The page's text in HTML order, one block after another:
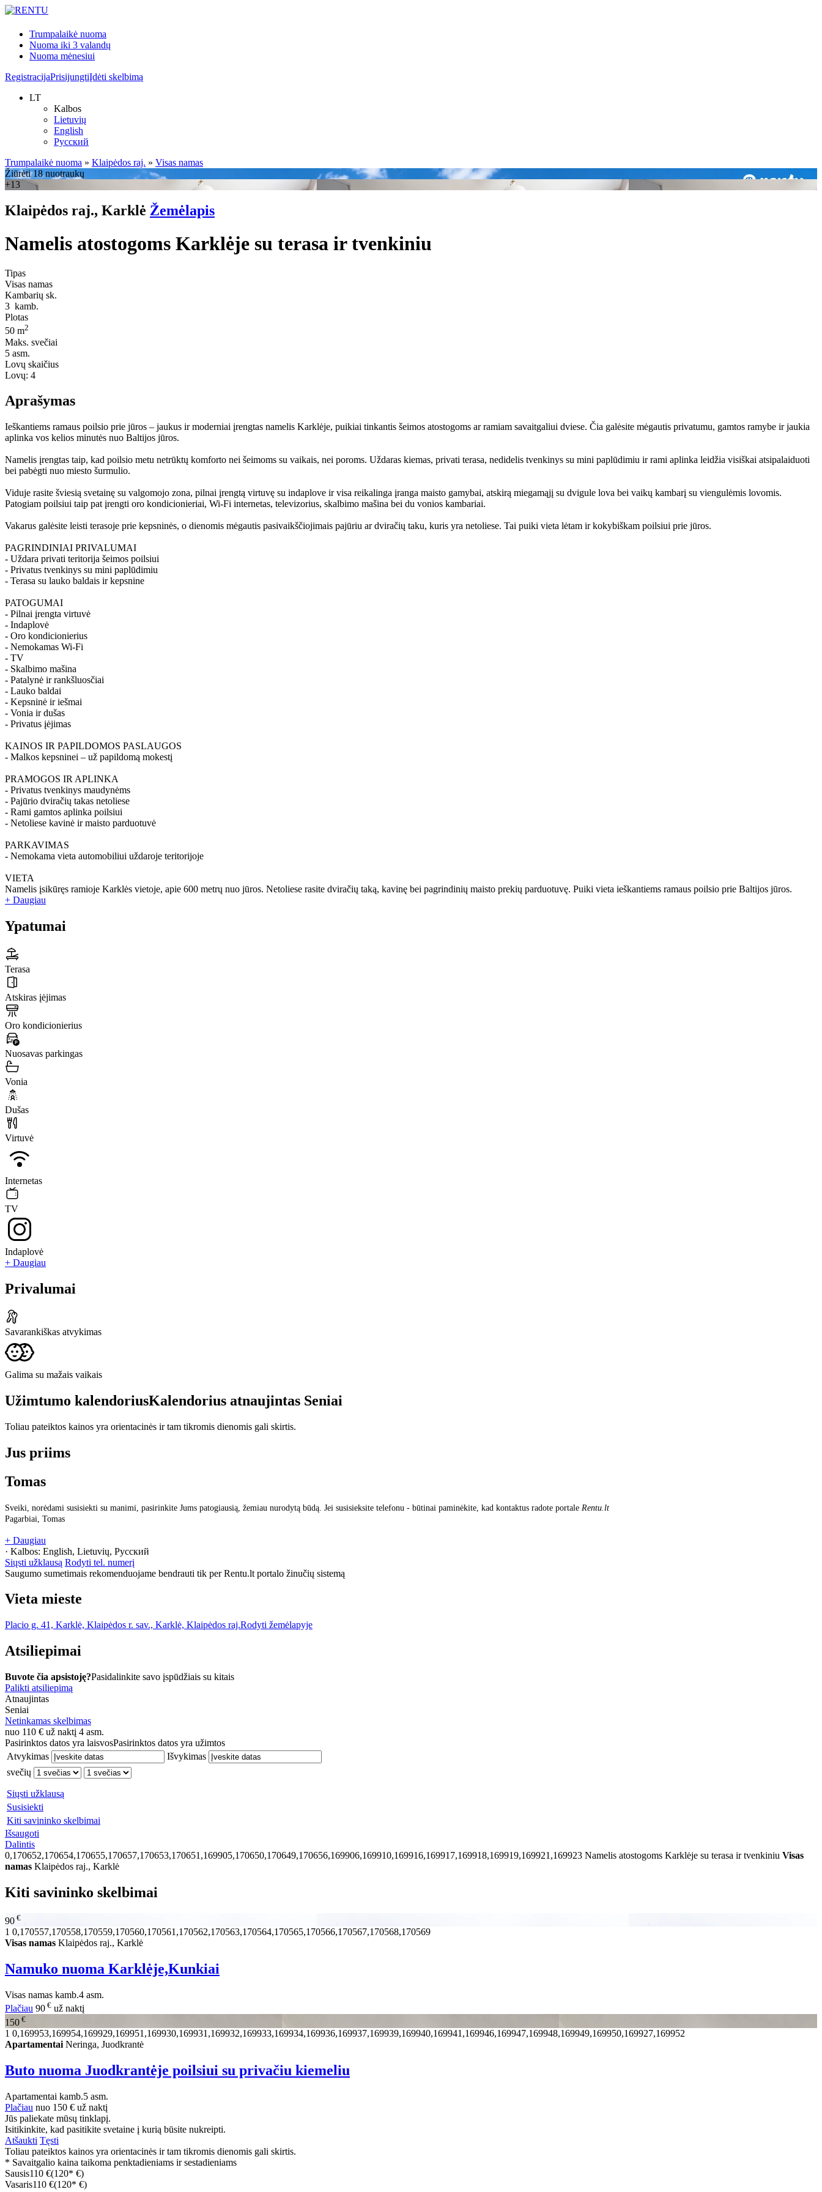
Trumpalaikė nuoma
Nuoma iki 3 valandų
Nuoma mėnesiui
RegistracijaPrisijungtiĮdėti skelbimą
LT
Kalbos
Lietuvių
English
Русский
Trumpalaikė nuoma » Klaipėdos raj. » Visas namas
Žiūrėti 18 nuotraukų
+13
Klaipėdos raj., Karklė Žemėlapis
Namelis atostogoms Karklėje su terasa ir tvenkiniu
Tipas
Visas namas
Kambarių sk.
3 kamb.
Plotas
50 m2
Maks. svečiai
5 asm.
Lovų skaičius
Lovų: 4
Aprašymas
Ieškantiems ramaus poilsio prie jūros – jaukus ir moderniai įrengtas namelis Karklėje, puikiai tinkantis šeimos atostogoms ar ramiam savaitgaliui dviese. Čia galėsite mėgautis privatumu, gamtos ramybe ir jaukia
aplinka vos kelios minutės nuo Baltijos jūros.
Namelis įrengtas taip, kad poilsio metu netrūktų komforto nei šeimoms su vaikais, nei poroms. Uždaras kiemas, privati terasa, nedidelis tvenkinys su mini paplūdimiu ir rami aplinka leidžia visiškai atsipalaiduoti
bei pabėgti nuo miesto šurmulio.
Viduje rasite šviesią svetainę su valgomojo zona, pilnai įrengtą virtuvę su indaplove ir visa reikalinga įranga maisto gamybai, atskirą miegamąjį su dvigule lova bei vaikų kambarį su viengulėmis lovomis.
Patogiam poilsiui taip pat įrengti oro kondicionieriai, Wi-Fi internetas, televizorius, skalbimo mašina bei du vonios kambariai.
Vakarus galėsite leisti terasoje prie kepsninės, o dienomis mėgautis pasivaikščiojimais pajūriu ar dviračių taku, kuris yra netoliese. Tai puiki vieta lėtam ir kokybiškam poilsiui prie jūros.
PAGRINDINIAI PRIVALUMAI
- Uždara privati teritorija šeimos poilsiui
- Privatus tvenkinys su mini paplūdimiu
- Terasa su lauko baldais ir kepsnine
PATOGUMAI
- Pilnai įrengta virtuvė
- Indaplovė
- Oro kondicionierius
- Nemokamas Wi-Fi
- TV
- Skalbimo mašina
- Patalynė ir rankšluosčiai
- Lauko baldai
- Kepsninė ir iešmai
- Vonia ir dušas
- Privatus įėjimas
KAINOS IR PAPILDOMOS PASLAUGOS
- Malkos kepsninei – už papildomą mokestį
PRAMOGOS IR APLINKA
- Privatus tvenkinys maudynėms
- Pajūrio dviračių takas netoliese
- Rami gamtos aplinka poilsiui
- Netoliese kavinė ir maisto parduotuvė
PARKAVIMAS
- Nemokama vieta automobiliui uždaroje teritorijoje
VIETA
Namelis įsikūręs ramioje Karklės vietoje, apie 600 metrų nuo jūros. Netoliese rasite dviračių taką, kavinę bei pagrindinių maisto prekių parduotuvę. Puiki vieta ieškantiems ramaus poilsio prie Baltijos jūros.
+ Daugiau
Ypatumai
Terasa
Atskiras įėjimas
Oro kondicionierius
Nuosavas parkingas
Vonia
Dušas
Virtuvė
Internetas
TV
Indaplovė
+ Daugiau
Privalumai
Savarankiškas atvykimas
Galima su mažais vaikais
Užimtumo kalendoriusKalendorius atnaujintas Seniai
Toliau pateiktos kainos yra orientacinės ir tam tikromis dienomis gali skirtis.
Jus priims
Tomas
Sveiki, norėdami susisiekti su manimi, pasirinkite Jums patogiausią, žemiau nurodytą būdą. Jei susisieksite telefonu - būtinai paminėkite, kad kontaktus radote portale Rentu.lt
Pagarbiai, Tomas
+ Daugiau
· Kalbos: English, Lietuvių, Русский
Siųsti užklausą Rodyti tel. numerį
Saugumo sumetimais rekomenduojame bendrauti tik per Rentu.lt portalo žinučių sistemą
Vieta mieste
Placio g. 41, Karklė, Klaipėdos r. sav., Karklė, Klaipėdos raj.Rodyti žemėlapyje
Atsiliepimai
Buvote čia apsistoję?Pasidalinkite savo įspūdžiais su kitais
Palikti atsiliepimą
Atnaujintas
Seniai
Netinkamas skelbimas
nuo 110 € už naktį 4 asm.
Pasirinktos datos yra laisvosPasirinktos datos yra užimtos
Atvykimas
Išvykimas
svečių
Siųsti užklausą
Susisiekti
Kiti savininko skelbimai
Išsaugoti
Dalintis
0,170652,170654,170655,170657,170653,170651,169905,170650,170649,170656,169906,169910,169916,169917,169918,169919,169921,169923 Namelis atostogoms Karklėje su terasa ir tvenkiniu Visas
namas Klaipėdos raj., Karklė
Kiti savininko skelbimai
90 €
1 0,170557,170558,170559,170560,170561,170562,170563,170564,170565,170566,170567,170568,170569
Visas namas Klaipėdos raj., Karklė
Namuko nuoma Karklėje,Kunkiai
Visas namas kamb.4 asm.
Plačiau 90 € už naktį
150 €
1 0,169953,169954,169929,169951,169930,169931,169932,169933,169934,169936,169937,169939,169940,169941,169946,169947,169948,169949,169950,169927,169952
Apartamentai Neringa, Juodkrantė
Buto nuoma Juodkrantėje poilsiui su privačiu kiemeliu
Apartamentai kamb.5 asm.
Plačiau nuo 150 € už naktį
Jūs paliekate mūsų tinklapį.
Isitikinkite, kad pasitikite svetaine į kurią būsite nukreipti.
Atšaukti Tęsti
Toliau pateiktos kainos yra orientacinės ir tam tikromis dienomis gali skirtis.
* Savaitgalio kaina taikoma penktadieniams ir sestadieniams
Sausis110 €(120* €)
Vasaris110 €(120* €)